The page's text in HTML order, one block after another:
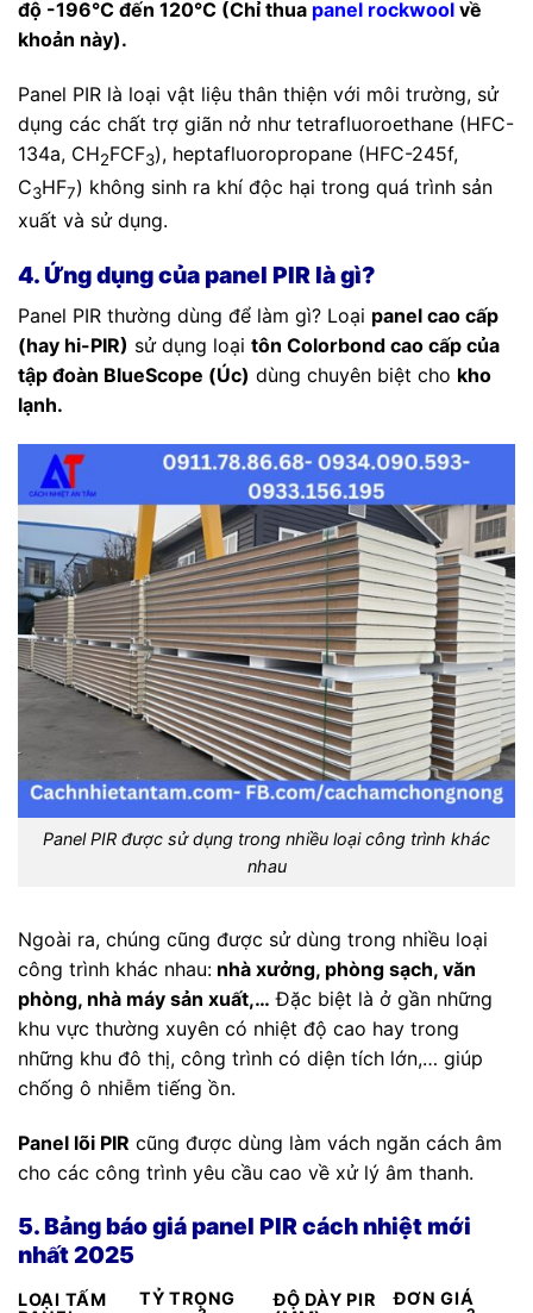
độ -196°C đến 120°C (Chỉ thua panel rockwool về
khoản này).
Panel PIR là loại vật liệu thân thiện với môi trường, sử
dụng các chất trợ giãn nở như tetrafluoroethane (HFC-
134a, CH2FCF3), heptafluoropropane (HFC-245f,
C3HF7) không sinh ra khí độc hại trong quá trình sản
xuất và sử dụng.
4. Ứng dụng của panel PIR là gì?
Panel PIR thường dùng để làm gì? Loại panel cao cấp
(hay hi-PIR) sử dụng loại tôn Colorbond cao cấp của
tập đoàn BlueScope (Úc) dùng chuyên biệt cho kho
lạnh.
Panel PIR được sử dụng trong nhiều loại công trình khác
nhau
Ngoài ra, chúng cũng được sử dùng trong nhiều loại
công trình khác nhau: nhà xưởng, phòng sạch, văn
phòng, nhà máy sản xuất,… Đặc biệt là ở gần những
khu vực thường xuyên có nhiệt độ cao hay trong
những khu đô thị, công trình có diện tích lớn,… giúp
chống ô nhiễm tiếng ồn.
Panel lõi PIR cũng được dùng làm vách ngăn cách âm
cho các công trình yêu cầu cao về xử lý âm thanh.
5. Bảng báo giá panel PIR cách nhiệt mới
nhất 2025
LOẠI TẤM
TỶ TRỌNG
ĐỘ DÀY PIR
ĐƠN GIÁ